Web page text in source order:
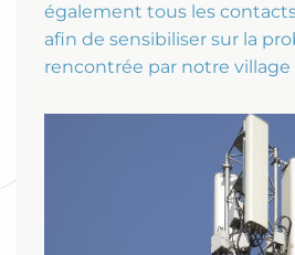
également tous les
afin de sensibiliser sur la
rencontrée par notre village